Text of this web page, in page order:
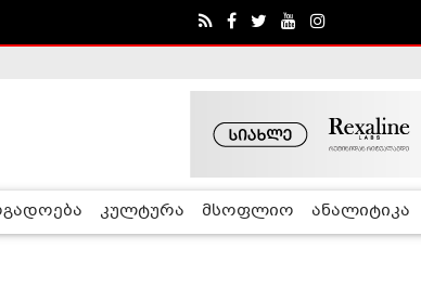
კულტურა მსოფლიო ანალიტიკა